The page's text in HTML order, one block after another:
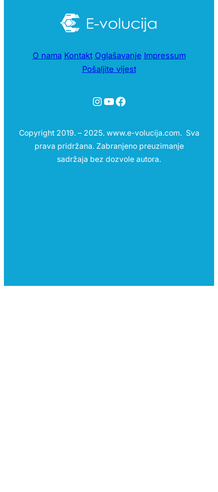
O nama Kontakt Oglašavanje Impressum
Pošaljite vijest
Instagram
YouTube
Facebook
Copyright 2019. – 2025. www.e-volucija.com. Sva
prava pridržana. Zabranjeno preuzimanje
sadržaja bez dozvole autora.